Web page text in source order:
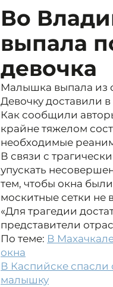
Во
выпала
девочка
Малышка выпала из
Девочку доставили
Как сообщили
крайне тяжелом
необходимые
В связи с
упускать
тем, чтобы окна
москитные сетки не
«Для трагедии
представители
По теме: В
окна
В Каспийске
малышку